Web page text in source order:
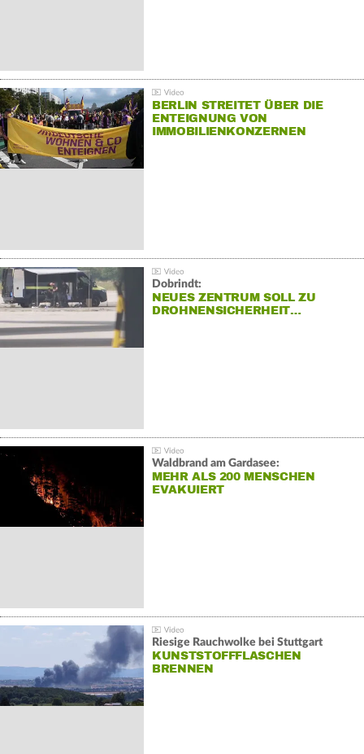
BERLIN STREITET ÜBER DIE
ENTEIGNUNG VON
IMMOBILIENKONZERNEN
Dobrindt:
NEUES ZENTRUM SOLL ZU
DROHNENSICHERHEIT…
Waldbrand am Gardasee:
MEHR ALS 200 MENSCHEN
EVAKUIERT
Riesige Rauchwolke bei Stuttgart
KUNSTSTOFFFLASCHEN
BRENNEN